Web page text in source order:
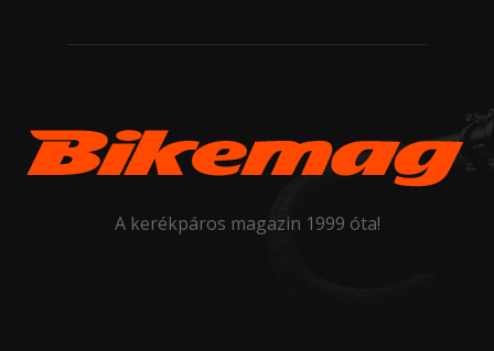
A kerékpáros magazin 1999 óta!